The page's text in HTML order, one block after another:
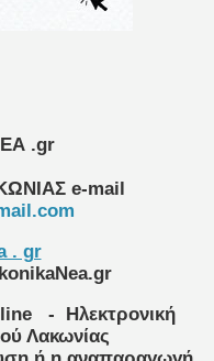
.gr
e-mail
. gr
- Ηλεκτρονική
Λακωνίας